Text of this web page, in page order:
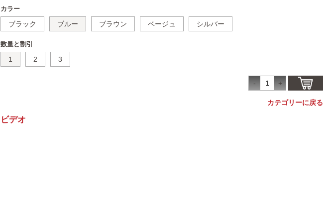
カラー
ブラック ブルー ブラウン ベージュ シルバー
数量と割引
1 2 3
カテゴリーに戻る
ビデオ